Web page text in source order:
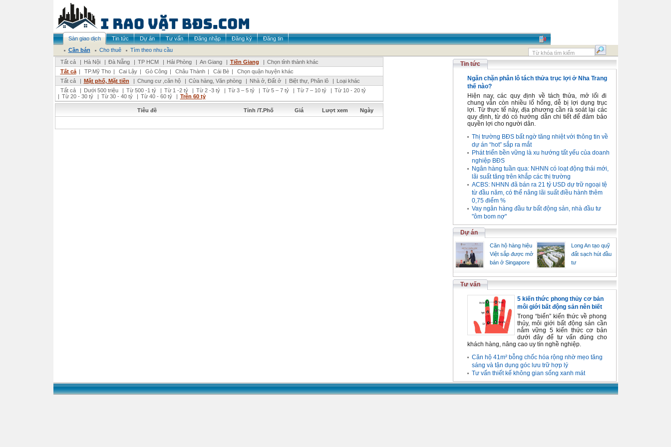
Sàn giao dịch Tin tức Dự án Tư vấn Đăng nhập Đăng ký
Đăng tin
Cần bán
Cho thuê
Tìm theo nhu cầu
Tất cả
| Hà Nội | Đà Nẵng | TP HCM | Hải Phòng | An Giang | Tiền Giang | Chọn tỉnh thành khác
Tất cả | TP.Mỹ Tho | Cai Lậy | Gò Công | Châu Thành | Cái Bè |
Chọn quận huyện khác
Tất cả
| Mặt phố, Mặt tiền | Chung cư ,căn hộ | Cửa hàng, Văn phòng | Nhà ở, Đất ở | Biệt thự, Phân lô | Loại khác
Tất cả
| Dưới 500 triệu | Từ 500 -1 tỷ | Từ 1 -2 tỷ | Từ 2 -3 tỷ | Từ 3 – 5 tỷ | Từ 5 – 7 tỷ | Từ 7 – 10 tỷ | Từ 10 - 20 tỷ
| Từ 20 - 30 tỷ | Từ 30 - 40 tỷ | Từ 40 - 60 tỷ | Trên 60 tỷ
Tiêu đề Tỉnh /T.Phố Giá Lượt xem Ngày
Tin tức
Ngăn chặn phân lô tách thửa trục lợi ở Nha Trang
thế nào?
Hiện nay, các quy định về tách thửa, mở lối đi
chung vẫn còn nhiều lổ hổng, dễ bị lợi dụng trục
lợi. Từ thực tế này, địa phương cần rà soát lại các
quy định, từ đó có hướng dẫn chi tiết để đảm bảo
quyền lợi cho người dân.
Thị trường BĐS bất ngờ tăng nhiệt với thông tin về
dự án “hot” sắp ra mắt
Phát triển bền vững là xu hướng tất yếu của doanh
nghiệp BĐS
Ngân hàng tuần qua: NHNN có loạt động thái mới,
lãi suất tăng trên khắp các thị trường
ACBS: NHNN đã bán ra 21 tỷ USD dự trữ ngoại tệ
từ đầu năm, có thể nâng lãi suất điều hành thêm
0,75 điểm %
Vay ngân hàng đầu tư bất động sản, nhà đầu tư
"ôm bom nợ"
Dự án
Căn hộ hàng hiệu
Việt sắp được mở
bán ở Singapore
Long An tạo quỹ
đất sạch hút đầu
tư
Tư vấn
5 kiến thức phong thủy cơ bản
môi giới bất động sản nên biết
Trong “biển” kiến thức về phong
thủy, môi giới bất động sản cần
nắm vững 5 kiến thức cơ bản
dưới đây để tư vấn đúng cho
khách hàng, nâng cao uy tín nghề nghiệp.
Căn hộ 41m² bỗng chốc hóa rộng nhờ mẹo tăng
sáng và tận dụng góc lưu trữ hợp lý
Tư vấn thiết kế không gian sống xanh mát